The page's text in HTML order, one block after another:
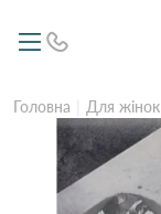
Головна Для жінок